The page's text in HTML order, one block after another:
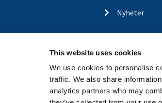
This website uses cookies
We use cookies to personalise
traffic. We also share
analytics partners who may
Nyheter